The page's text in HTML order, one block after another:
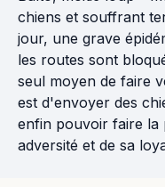
chiens et souffrant
jour, une grave
les routes sont
seul moyen de faire
est d'envoyer des
enfin pouvoir faire la
adversité et de sa